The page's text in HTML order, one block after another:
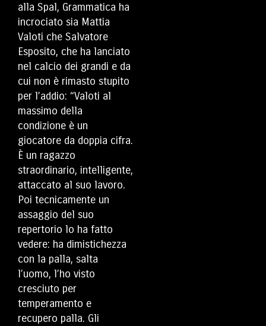
alla Spal, Grammatica ha
incrociato sia Mattia
Valoti che Salvatore
Esposito, che ha lanciato
nel calcio dei grandi e da
cui non è rimasto stupito
per l’addio: “Valoti al
massimo della
condizione è un
giocatore da doppia cifra.
È un ragazzo
straordinario, intelligente,
attaccato al suo lavoro.
Poi tecnicamente un
assaggio del suo
repertorio lo ha fatto
vedere: ha dimistichezza
con la palla, salta
l’uomo, l’ho visto
cresciuto per
temperamento e
recupero palla. Gli